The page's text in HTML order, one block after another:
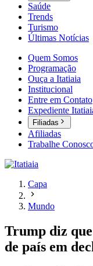
Saúde
Trends
Turismo
Últimas Notícias
Quem Somos
Programação
Ouça a Itatiaia
Institucional
Entre em Contato
Expediente
Filiadas
Afiliadas
Trabalhe
Capa
Mundo
Trump diz
de país em